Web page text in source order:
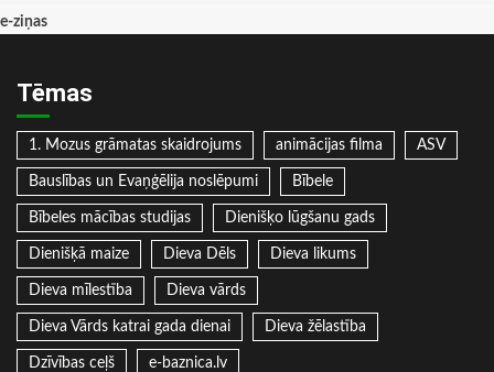
e-ziņas
Tēmas
1. Mozus grāmatas skaidrojums animācijas filma ASV
Bauslības un Evaņģēlija noslēpumi Bībele
Bībeles mācības studijas Dienišķo lūgšanu gads
Dienišķā maize Dieva Dēls Dieva likums
Dieva mīlestība Dieva vārds
Dieva Vārds katrai gada dienai Dieva žēlastība
Dzīvības ceļš e-baznica.lv